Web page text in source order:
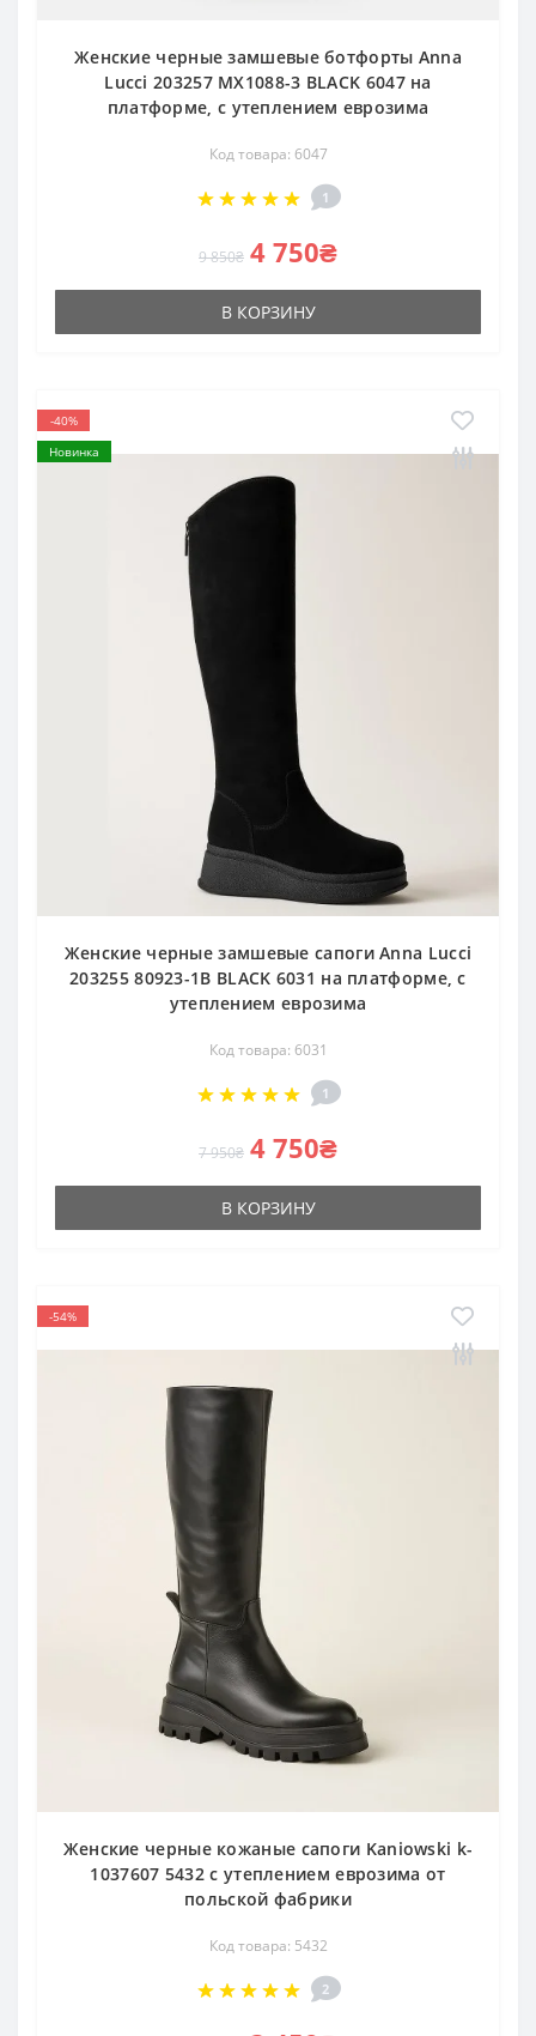
Женские черные замшевые ботфорты Anna
Lucci 203257 MX1088-3 BLACK 6047 на
платформе, с утеплением еврозима
Код товара: 6047
1
9 850₴ 4 750₴
В КОРЗИНУ
-40%
Новинка
Женские черные замшевые сапоги Anna Lucci
203255 80923-1B BLACK 6031 на платформе, с
утеплением еврозима
Код товара: 6031
1
7 950₴ 4 750₴
В КОРЗИНУ
-54%
Женские черные кожаные сапоги Kaniowski k-
1037607 5432 с утеплением еврозима от
польской фабрики
Код товара: 5432
2